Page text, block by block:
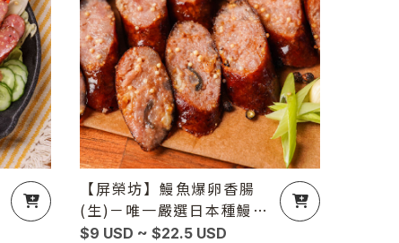
【屏榮坊】鰻魚爆卵香腸
(生)－唯一嚴選日本種鰻
（鰻魚x飛魚卵之絕配）
$9 USD ~ $22.5 USD